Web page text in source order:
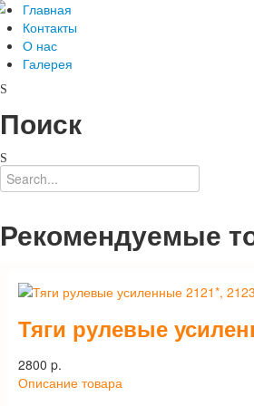
Главная
Контакты
О нас
Галерея
Поиск
Рекомендуемые
Тяги рулевые
2800 p.
Описание товара